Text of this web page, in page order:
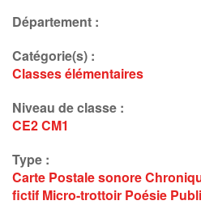
Département :
Catégorie(s) :
Classes élémentaires
Niveau de classe :
CE2CM1
Type :
Carte Postale sonore
fictif Micro-trottoir Poésie